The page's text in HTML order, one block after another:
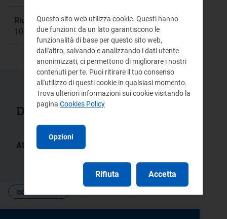
Riunione:
1008
Documenti collegati
Atti:
contenzioso
Questo sito web utilizza cookie. Questi hanno
due funzioni: da un lato garantiscono le
funzionalità di base per questo sito web,
dall'altro, salvando e analizzando i dati utente
anonimizzati, ci permettono di migliorare i nostri
contenuti per te. Puoi ritirare il tuo consenso
all'utilizzo di questi cookie in qualsiasi momento.
Trova ulteriori informazioni sui cookie visitando la
pagina Cookies Policy
Opzioni
Rifiuta Accetta